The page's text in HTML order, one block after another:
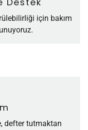
için bakım
defter tutmaktan